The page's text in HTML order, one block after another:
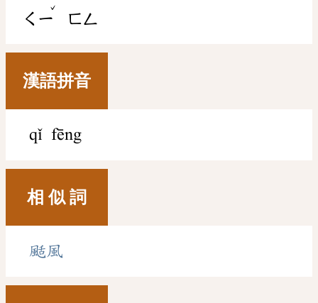
ㄑㄧ
ˇ
ㄈㄥ
漢語拼音
qǐ fēng
相 似 詞
颳風